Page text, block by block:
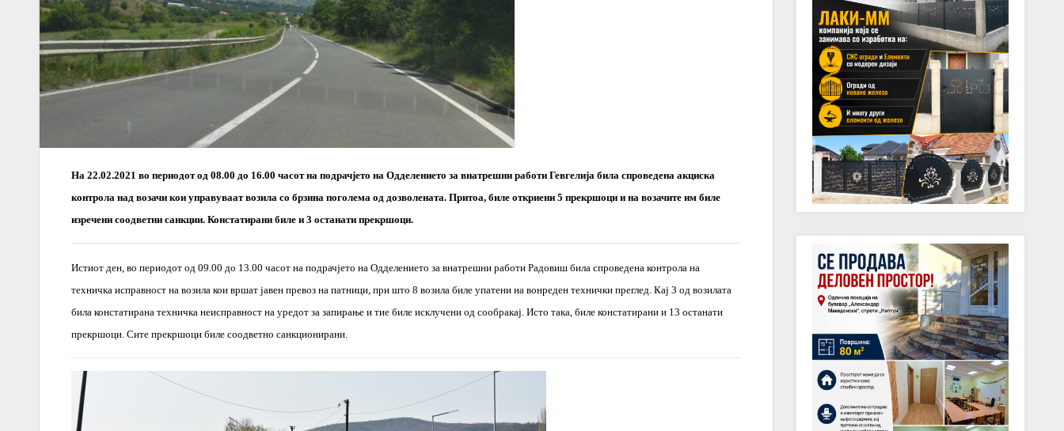
На 22.02.2021 во периодот од 08.00 до 16.00 часот на подрачјето на Одделението за внатрешни работи Гевгелија била спроведена акциска
контрола над возачи кои управуваат возила со брзина поголема од дозволената. Притоа, биле откриени 5 прекршоци и на возачите им биле
изречени соодветни санкции. Констатирани биле и 3 останати прекршоци.
Истиот ден, во периодот од 09.00 до 13.00 часот на подрачјето на Одделението за внатрешни работи Радовиш била спроведена контрола на
техничка исправност на возила кои вршат јавен превоз на патници, при што 8 возила биле упатени на вонреден технички преглед. Кај 3 од возилата
била констатирана техничка неисправност на уредот за запирање и тие биле исклучени од сообракај. Исто така, биле констатирани и 13 останати
прекршоци. Сите прекршоци биле соодветно санкционирани.